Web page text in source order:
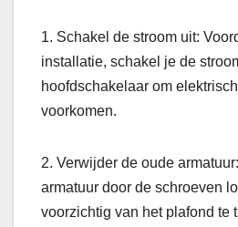
1. Schakel de stroom uit:
installatie, schakel je de
hoofdschakelaar om
voorkomen.
2. Verwijder de oude
armatuur door de schroeven
voorzichtig van het plafond te